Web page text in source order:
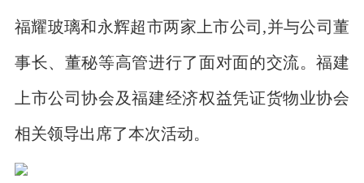
福耀玻璃和永辉超市两家上市公司,并与公司董
事长、董秘等高管进行了面对面的交流。福建
上市公司协会及福建经济权益凭证货物业协会
相关领导出席了本次活动。